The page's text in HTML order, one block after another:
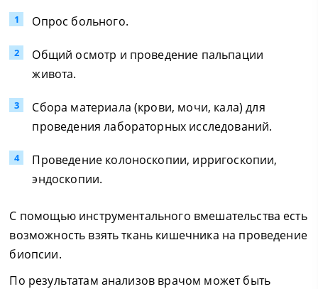
Опрос больного.
Общий осмотр и проведение пальпации
живота.
Сбора материала (крови, мочи, кала) для
проведения лабораторных исследований.
Проведение колоноскопии, ирригоскопии,
эндоскопии.
С помощью инструментального вмешательства есть
возможность взять ткань кишечника на проведение
биопсии.
По результатам анализов врачом может быть